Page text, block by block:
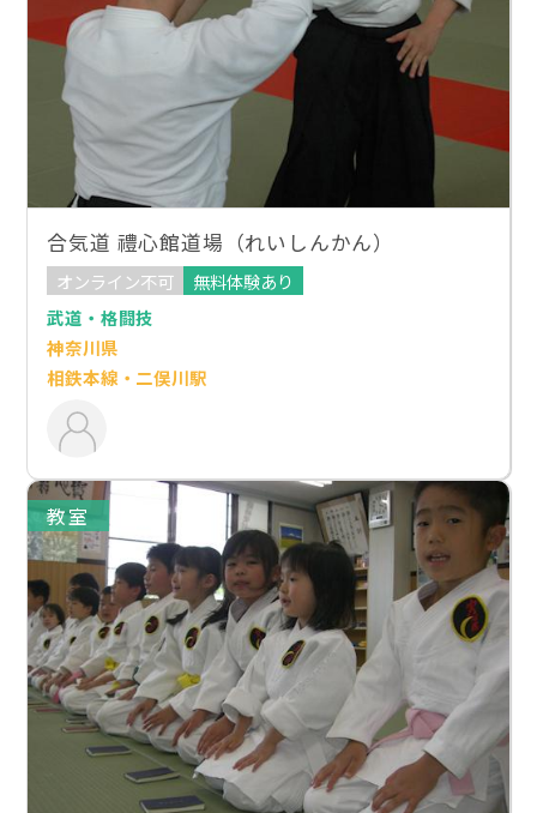
合気道 禮心館道場（れいしんかん）
オンライン不可
無料体験あり
武道・格闘技
神奈川県
相鉄本線・二俣川駅
教室